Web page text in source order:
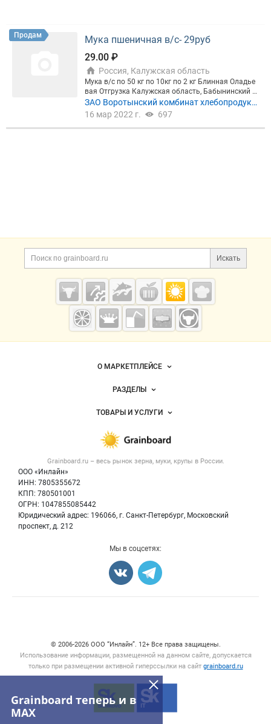
Продам
Мука пшеничная в/с- 29руб
29.00 ₽
Россия, Калужская область
Мука в/с по 50 кг по 10кг по 2 кг Блинная Оладье
вая Отгрузка Калужская область, Бабынинский р
айон, п.Воротынск, ул.Молодежная д1 тел.8(4842)
58-23-72
ЗАО Воротынский комбинат хлебопродукт
ов
16 мар 2022 г. 697
Grainboard теперь и в
MAX
Искать
Grainboard.ru
— зерно и
мука
Grainboard.ru – весь рынок зерна, муки, крупы в России.
ООО «Инлайн»
ИНН: 7805355672
КПП: 780501001
ОГРН: 1047855085442
Юридический адрес: 196066, г. Санкт-Петербург, Московский
проспект, д. 212
О МАРКЕТПЛЕЙСЕ
Новости Grainboard.ru
Размещение рекламы
Публичная оферта
Контактная информация
Политика обработки персональных данных
РАЗДЕЛЫ
Объявления
Новости рынка
ТОВАРЫ И УСЛУГИ
Крупы
Мука
Мы в соцсетях:
© 2006‑2026 ООО “Инлайн”. 12+ Все права защищены.
Использование информации, размещенной на данном сайте, допускается
только при размещении активной гиперссылки на сайт grainboard.ru